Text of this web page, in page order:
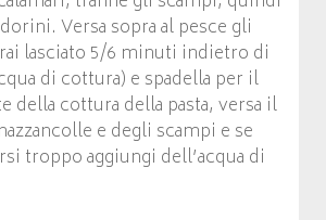
Versa sopra al pesce gli
lasciato 5/6 minuti indietro di
di cottura) e spadella per il
della cottura della pasta, versa il
e degli scampi e se
troppo aggiungi dell’acqua di